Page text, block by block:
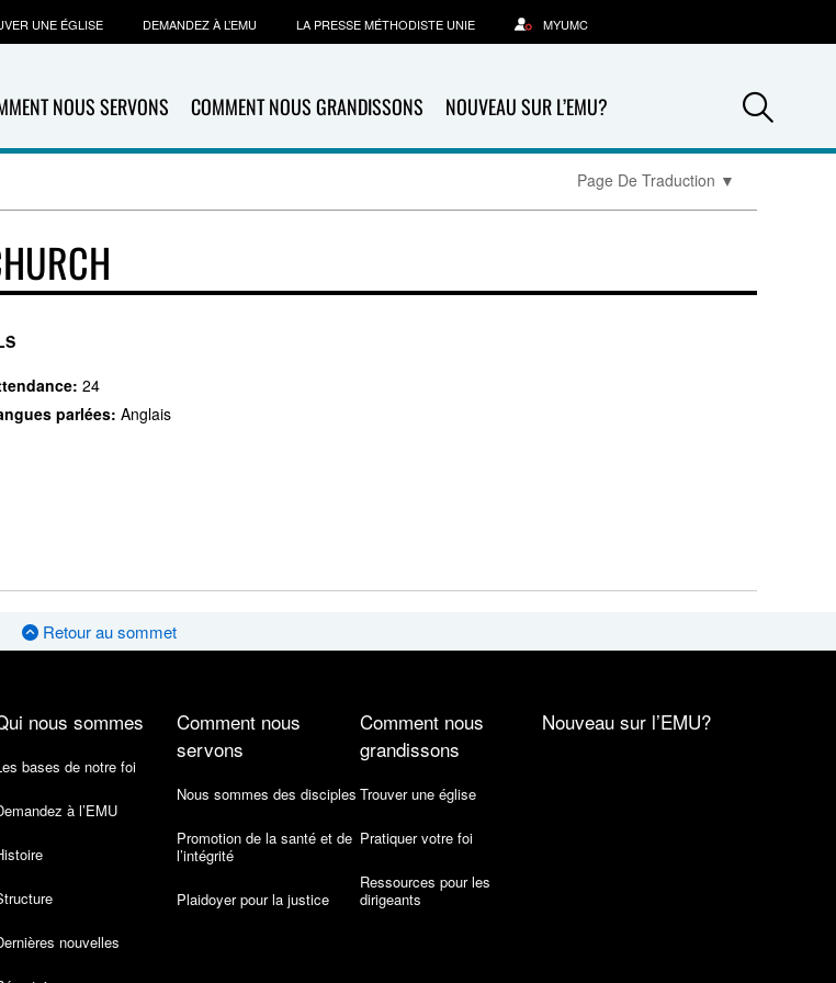
NOUS SERVONS COMMENT NOUS GRANDISSONS NOUVEAU SUR L’EMU?
UNE ÉGLISE DEMANDEZ À L’EMU LA PRESSE MÉTHODISTE UNIE MYUMC
Page De Traduction ▼
24
parlées: Anglais
Retour au sommet
nous sommes
bases de notre foi
à l’EMU
nouvelles
Comment nous
servons
Nous sommes des disciples
Promotion de la santé et de
l’intégrité
Plaidoyer pour la justice
Comment nous
grandissons
Trouver une église
Pratiquer votre foi
Ressources pour les
dirigeants
Nouveau sur l’EMU?